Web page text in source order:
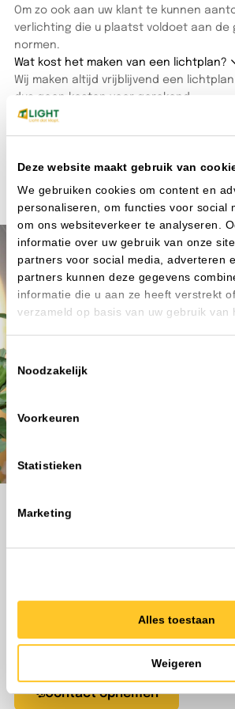
Deze website maakt gebruik van
We gebruiken cookies om content en
personaliseren, om functies voor social
om ons websiteverkeer te analyseren.
informatie over uw gebruik van onze
partners voor social media, adverteren
partners kunnen deze gegevens
informatie die u aan ze heeft verstrekt
verzameld op basis van uw gebruik van
Toestemmingsselectie
Noodzakelijk
Voorkeuren
Statistieken
Marketing
Alles toestaan
Weigeren
Om zo ook aan uw klant te kunnen
verlichting die u plaatst voldoet aan de
normen.
Wat kost het maken van een lichtplan?
Wij maken altijd vrijblijvend een
dus geen kosten voor gerekend.
Heb ik een account nodig om te
Kunnen we je
Nog niet gevonden waar je naar
assortiment. Neem contact met ons
mogelijkheden te bespreken.
Vragen? Onze adviseurs zijn alle
Contact opnemen